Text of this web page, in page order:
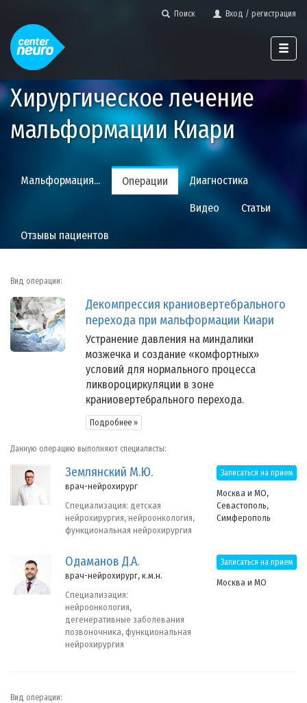
Поиск Вход / регистрация
Хирургическое лечение
мальформации Киари
Мальформация... Операции Диагностика
Видео Статьи
Отзывы пациентов
Вид операции:
Декомпрессия краниовертебрального
перехода при мальформации Киари
Устранение давления на миндалики
мозжечка и создание «комфортных»
условий для нормального процесса
ликвороциркуляции в зоне
краниовертебрального перехода.
Подробнее »
Данную операцию выполняют специалисты:
Землянский М.Ю.
врач-нейрохирург
Специализация: детская
нейрохирургия, нейроонкология,
функциональная нейрохирургия
Записаться на прием
Москва и МО,
Севастополь,
Симферополь
Одаманов Д.А.
врач-нейрохирург, к.м.н.
Специализация:
нейроонкология,
дегенеративные заболевания
позвоночника, функциональная
нейрохирургия
Записаться на прием
Москва и МО
Вид операции: